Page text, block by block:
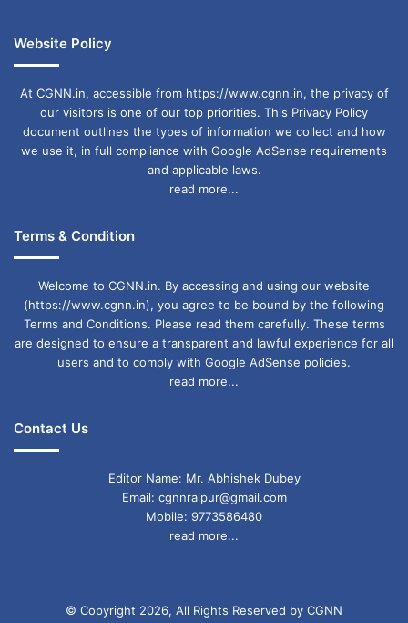
परिवार वेस्ट बैंक में रहता है. रशीदा तलैब ने संबोधन के
दौरान हाथों में तख्ती ले रखी थी जिस पर लिखा था, “युद्ध
ट्रंप के इस दौरे का अमेरिका सड़को पर करीब 39 हजार
लोगों ने विरोध किया. लोगों की भीड़ ने वाशिंगटन की सड़कों
घेर लिया. प्रदर्शनकारियों के हाथों में फिलिस्तीनी झंडे और
तख्तियां थी, जिन पर जंग रुकवाने जैसे नारे लिखे थे.
प्रदर्शनकारियों ने सात अक्टूबर को इजराइल पर हमले के
छुड़ाने में नेतन्याहू की नाकामी की निंदा की. पुलिस ने
राजधानी वाशिंगटन की ओर बढ़ रही प्रदर्शनकारियों की भीड़
को रोकने के लिए मिर्च स्प्रे और हल्के बल का भी इस्तेमाल
Website Policy
At CGNN.in, accessible from https://www.cgnn.in, the privacy of
our visitors is one of our top priorities. This Privacy Policy
document outlines the types of information we collect and how
we use it, in full compliance with Google AdSense requirements
and applicable laws.
read more...
Terms & Condition
Welcome to CGNN.in. By accessing and using our website
(https://www.cgnn.in), you agree to be bound by the following
Terms and Conditions. Please read them carefully. These terms
are designed to ensure a transparent and lawful experience for all
users and to comply with Google AdSense policies.
read more...
Contact Us
Editor Name: Mr. Abhishek Dubey
Email: cgnnraipur@gmail.com
Mobile: 9773586480
read more...
© Copyright 2026, All Rights Reserved by CGNN